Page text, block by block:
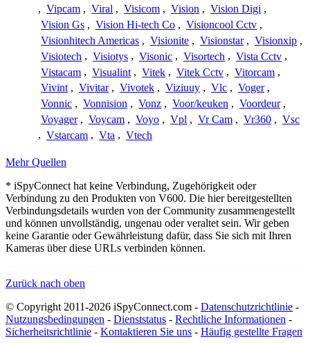
, Vipcam , Viral , Visicom , Vision , Vision Digi ,
Vision Gs , Vision Hi-tech Co , Visioncool Cctv ,
Visionhitech Americas , Visionite , Visionstar , Visionxip ,
Visiotech , Visiotys , Visonic , Visortech , Vista Cctv ,
Vistacam , Visualint , Vitek , Vitek Cctv , Vitorcam ,
Vivint , Vivitar , Vivotek , Viziuuy , Vlc , Voger ,
Vonnic , Vonnision , Vonz , Voor/keuken , Voordeur ,
Voyager , Voycam , Voyo , Vpl , Vr Cam , Vr360 , Vsc
, Vstarcam , Vta , Vtech
Mehr Quellen
* iSpyConnect hat keine Verbindung, Zugehörigkeit oder
Verbindung zu den Produkten von V600. Die hier bereitgestellten
Verbindungsdetails wurden von der Community zusammengestellt
und können unvollständig, ungenau oder veraltet sein. Wir geben
keine Garantie oder Gewährleistung dafür, dass Sie sich mit Ihren
Kameras über diese URLs verbinden können.
Zurück nach oben
© Copyright 2011-2026 iSpyConnect.com - Datenschutzrichtlinie -
Nutzungsbedingungen - Dienststatus - Rechtliche Informationen -
Sicherheitsrichtlinie - Kontaktieren Sie uns - Häufig gestellte Fragen